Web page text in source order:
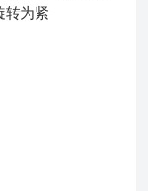
转为紧